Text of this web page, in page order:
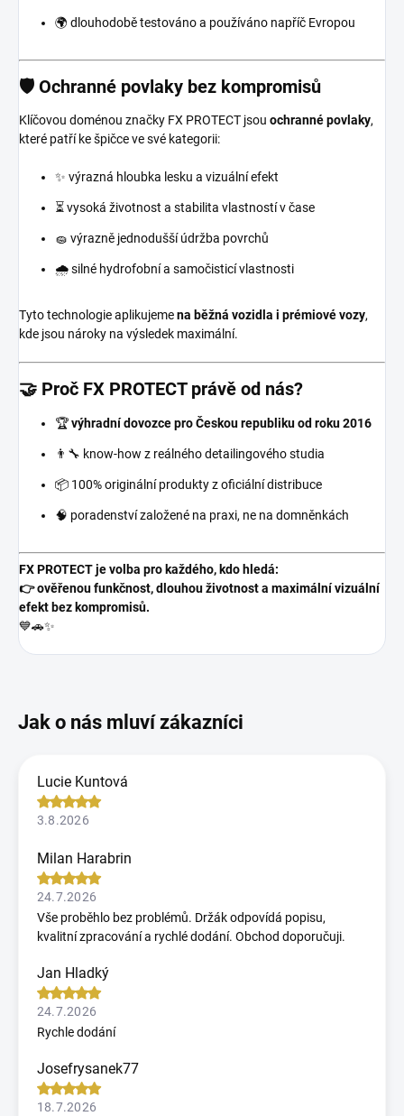
🌍 dlouhodobě testováno a používáno napříč Evropou
🛡️ Ochranné povlaky bez kompromisů
Klíčovou doménou značky FX PROTECT jsou ochranné povlaky,
které patří ke špičce ve své kategorii:
✨ výrazná hloubka lesku a vizuální efekt
⏳ vysoká životnost a stabilita vlastností v čase
🧽 výrazně jednodušší údržba povrchů
🌧️ silné hydrofobní a samočisticí vlastnosti
Tyto technologie aplikujemena běžná vozidla i prémiové vozy,
kde jsou nároky na výsledek maximální.
🤝 Proč FX PROTECT právě od nás?
🏆výhradní dovozce pro Českou republiku od roku 2016
👨‍🔧 know-how z reálného detailingového studia
📦 100% originální produkty z oficiální distribuce
🧠 poradenství založené na praxi, ne na domněnkách
FX PROTECT je volba pro každého, kdo hledá:
👉 ověřenou funkčnost, dlouhou životnost a maximální vizuální
efekt bez kompromisů.
💙🚗✨
Lucie Kuntová
3.8.2026
Milan Harabrin
24.7.2026
Vše proběhlo bez problémů. Držák odpovídá popisu,
kvalitní zpracování a rychlé dodání. Obchod doporučuji.
Jan Hladký
24.7.2026
Rychle dodání
Josefrysanek77
18.7.2026